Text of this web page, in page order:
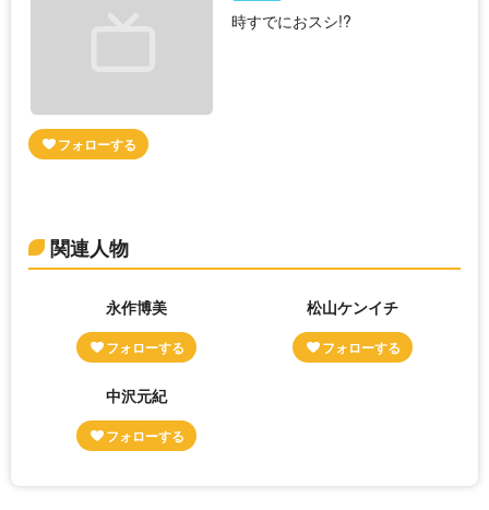
時すでにおスシ!?
関連人物
永作博美 松山ケンイチ
中沢元紀